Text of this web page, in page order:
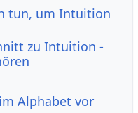
tun, um Intuition
zu Intuition -
Alphabet vor